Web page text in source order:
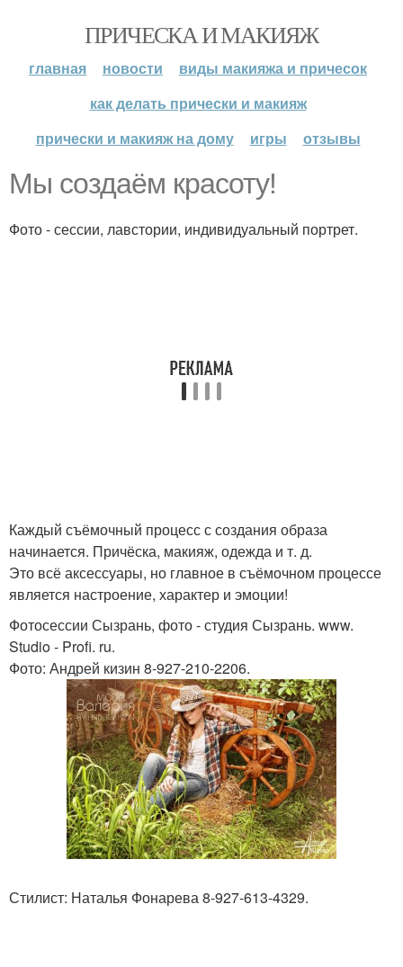
ПРИЧЕСКА И МАКИЯЖ
главная новости
виды макияжа и причесок
как делать прически и макияж
прически и макияж на дому
игры отзывы
Мы создаём красоту!
Фото - сессии, лавстории, индивидуальный портрет.
Каждый съёмочный процесс с создания образа
начинается. Причёска, макияж, одежда и т. д.
Это всё аксессуары, но главное в съёмочном процессе
является настроение, характер и эмоции!
Фотосессии Сызрань, фото - студия Сызрань. www.
Studio - Profi. ru.
Фото: Андрей кизин 8-927-210-2206.
Стилист: Наталья Фонарева 8-927-613-4329.